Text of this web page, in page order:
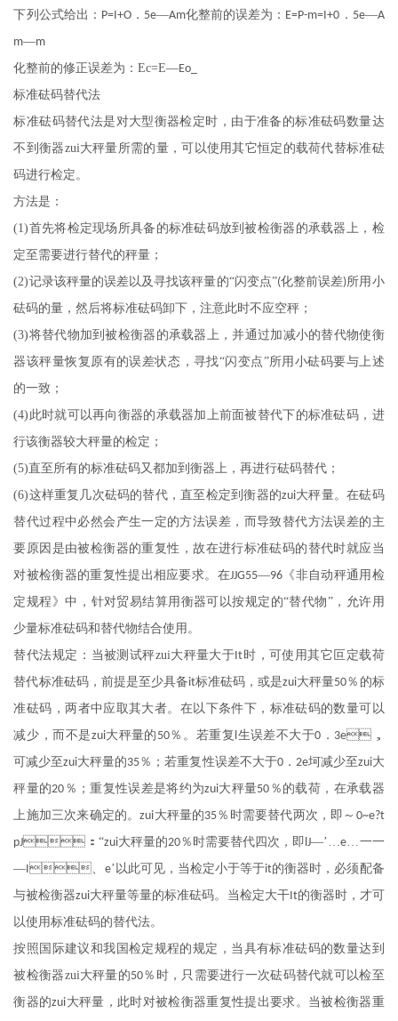
下列公式给出： P=I+O． 5e—Am化整前的误差为： E=P-m=I+0 ． 5e—A
m—m
化整前的修正误差为：Ec=E—Eo_
标准砝码替代法
标准砝码替代法是对大型衡器检定时，由于准备的标准砝码数量达
不到衡器zui大秤量所需的量，可以使用其它恒定的载荷代替标准砝
码进行检定。
方法是：
(1)首先将检定现场所具备的标准砝码放到被检衡器的承载器上，检
定至需要进行替代的秤量；
(2)记录该秤量的误差以及寻找该秤量的“闪变点”(化整前误差)所用小
砝码的量，然后将标准砝码卸下，注意此时不应空秤；
(3)将替代物加到被检衡器的承载器上，并通过加减小的替代物使衡
器该秤量恢复原有的误差状态，寻找“闪变点”所用小砝码要与上述
的一致；
(4) 此时就可以再向衡器的承载器加上前面被替代下的标准砝码，进
行该衡器较大秤量的检定；
(5)直至所有的标准砝码又都加到衡器上，再进行砝码替代；
(6)这样重复几次砝码的替代，直至检定到衡器的zui大秤量。在砝码
替代过程中必然会产生一定的方法误差，而导致替代方法误差的主
要原因是由被检衡器的重复性，故在进行标准砝码的替代时就应当
对被检衡器的重复性提出相应要求。在JJG55—96 《非自动秤通用检
定规程》中，针对贸易结算用衡器可以按规定的“替代物”，允许用
少量标准砝码和替代物结合使用。
替代法规定：当被测试秤zui大秤量大于It时，可使用其它叵定载荷
替代标准砝码，前提是至少具备it标准砝码，或是zui大秤量50％的标
准砝码，两者中应取其大者。在以下条件下，标准砝码的数量可以
减少，而不是zui大秤量的 50％。若重复 l生误差不大于0 ． 3e，
可减少至zui大秤量的35％；若重复性误差不大于0． 2e坷减少至zui大
秤量的20 ％；重复性误差是将约为zui大秤量50 ％的载荷，在承载器
上施加三次来确定的。zui大秤量的35％时需要替代两次，即～ 0~e?t
pJ：“zui大秤量的20％时需要替代四次，即lJ—’…e…一一
—I、 e’以此可见，当检定小于等于it的衡器时，必须配备
与被检衡器zui大秤量等量的标准砝码。当检定大干It的衡器时，才可
以使用标准砝码的替代法。
按照国际建议和我国检定规程的规定，当具有标准砝码的数量达到
被检衡器zui大秤量的50％时，只需要进行一次砝码替代就可以检至
衡器的zui大秤量，此时对被检衡器重复性提出要求。当被检衡器重